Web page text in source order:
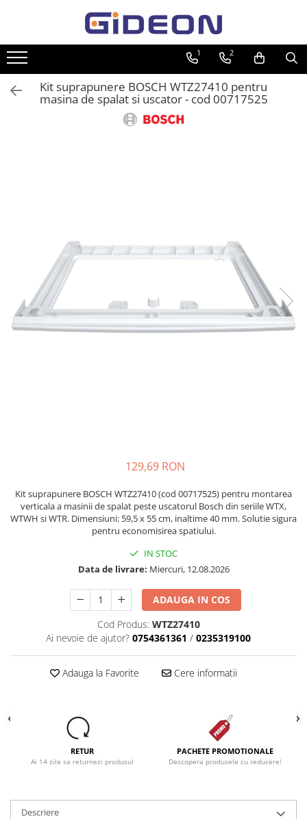
Toate Produsele
Electrocasnice
Electrocasnice mici
Accesorii si Piese Electrocasnice
Accesorii Piese Hote
Accesorii Piese Frigidere
Congelatoare
Accesorii Piese Espressoare
Cafetiere
Accesorii Piese Masini Spalat Vase
Accesorii Piese Masini Spalat Rufe
si Uscatoare
Accesorii Electrocasnice Mici
Accesorii Piese Aer Conditionat
Casa si gradina
Bucatarie
Ingrijire personala
Produse pentru copii
Jucarii si Jocuri
1 2
Kit suprapunere BOSCH WTZ27410 pentru
masina de spalat si uscator - cod 00717525
129,69 RON
Kit suprapunere BOSCH WTZ27410 (cod 00717525) pentru montarea
verticala a masinii de spalat peste uscatorul Bosch din seriile WTX,
WTWH si WTR. Dimensiuni: 59,5 x 55 cm, inaltime 40 mm. Solutie sigura
pentru economisirea spatiului.
IN STOC
Data de livrare: Miercuri, 12.08.2026
ADAUGA IN COS
Cod Produs: WTZ27410
Ai nevoie de ajutor? 0754361361 / 0235319100
Adauga la Favorite Cere informatii
RETUR
Ai 14 zile sa returnezi produsul
PACHETE PROMOTIONALE
Descopera produsele cu reducere!
Descriere